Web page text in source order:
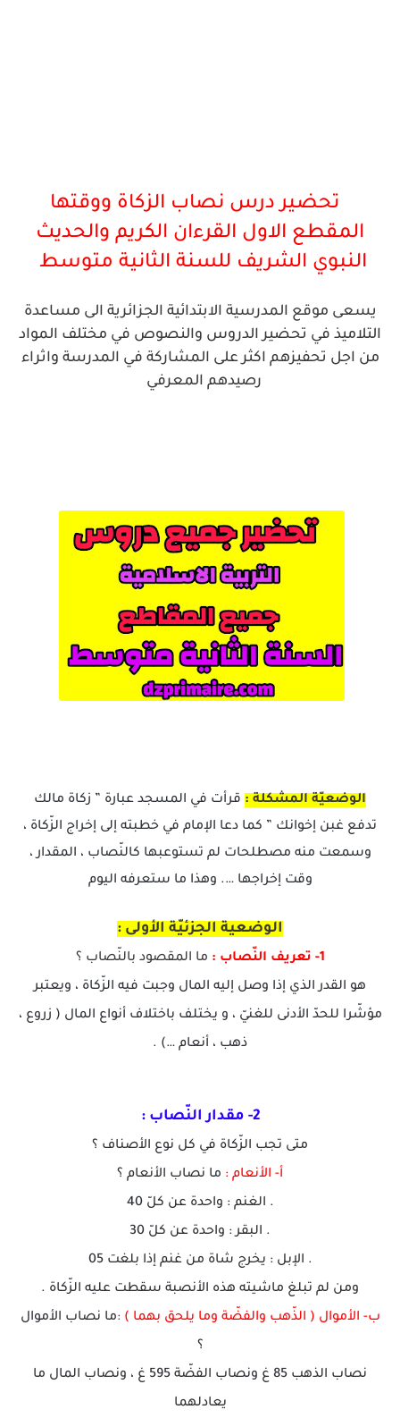
تحضير درس نصاب الزكاة ووقتها
المقطع الاول القرءان الكريم والحديث
النبوي الشريف للسنة الثانية متوسط
يسعى موقع المدرسية الابتدائية الجزائرية الى مساعدة
التلاميذ في تحضير الدروس والنصوص في مختلف المواد
من اجل تحفيزهم اكثر على المشاركة في المدرسة واثراء
رصيدهم المعرفي
الوضعيّة المشكلة : قرأت في المسجد عبارة ” زكاة مالك
تدفع غبن إخوانك ” كما دعا الإمام في خطبته إلى إخراج الزّكاة ،
وسمعت منه مصطلحات لم تستوعبها كالنّصاب ، المقدار ،
وقت إخراجها …. وهذا ما ستعرفه اليوم
الوضعية الجزئيّة الأولى :
1- تعريف النّصاب :
ما المقصود بالنّصاب ؟
هو القدر الذي إذا وصل إليه المال وجبت فيه الزّكاة ، ويعتبر
مؤشّرا للحدّ الأدنى للغنيّ ، و يختلف باختلاف أنواع المال ( زروع ،
ذهب ، أنعام …) .
2- مقدار النّصاب :
متى تجب الزّكاة في كل نوع الأصناف ؟
أ- الأنعام : ما نصاب الأنعام ؟
. الغنم : واحدة عن كلّ 40
. البقر : واحدة عن كلّ 30
. الإبل : يخرج شاة من غنم إذا بلغت 05
ومن لم تبلغ ماشيته هذه الأنصبة سقطت عليه الزّكاة .
ب- الأموال ( الذّهب والفضّة وما يلحق بهما ) :ما نصاب الأموال
؟
نصاب الذهب 85 غ ونصاب الفضّة 595 غ ، ونصاب المال ما
يعادلهما